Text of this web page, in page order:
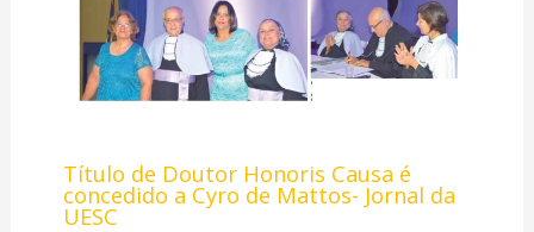
Título de Doutor Honoris Causa é
concedido a Cyro de Mattos- Jornal da
UESC